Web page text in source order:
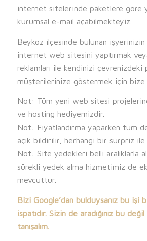
internet sitelerinde paketlere göre
kurumsal e-mail açabilmekteyiz.
Beykoz ilçesinde bulunan işyerinizin
internet web sitesini yaptırmak
reklamları ile kendinizi çevrenizdeki
müşterilerinize göstermek için bize
Not: Tüm yeni web sitesi
ve hosting hediyemizdir.
Not: Fiyatlandırma yaparken tüm
açık bildirilir, herhangi bir sürpriz ile
Not: Site yedekleri belli aralıklarla
sürekli yedek alma hizmetimiz de
mevcuttur.
Bizi Google’dan bulduysanız bu işi
ispatıdır. Sizin de aradığınız bu
tanışalım.